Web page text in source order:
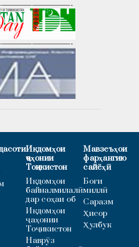
Иқдомҳои
ҷаҳонии
Тоҷикистон
Иқдомҳои
байналмилалӣ
дар соҳаи об
Иқдомҳои
ҷаҳонии
Тоҷикистон
Наврӯз
Мавзеъҳои
фарҳангию
сайёҳӣ
Боғи
миллӣ
Саразм
Ҳисор
Ҳулбук